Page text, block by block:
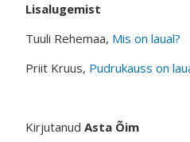
Lisalugemist
Tuuli Rehemaa, Mis on laual?
Priit Kruus, Pudrukauss on
KirjutanudAsta Õim